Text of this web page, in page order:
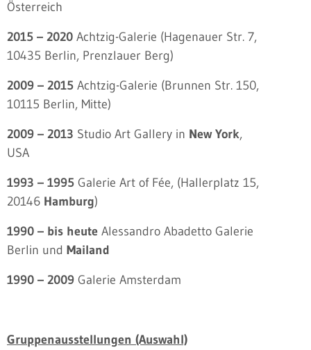
Österreich
2015 – 2020 Achtzig-Galerie (Hagenauer Str. 7,
10435 Berlin, Prenzlauer Berg)
2009 – 2015 Achtzig-Galerie (Brunnen Str. 150,
10115 Berlin, Mitte)
2009 – 2013 Studio Art Gallery in New York,
USA
1993 – 1995 Galerie Art of Fée, (Hallerplatz 15,
20146 Hamburg)
1990 – bis heute Alessandro Abadetto Galerie
Berlin und Mailand
1990 – 2009 Galerie Amsterdam
Gruppenausstellungen (Auswahl)